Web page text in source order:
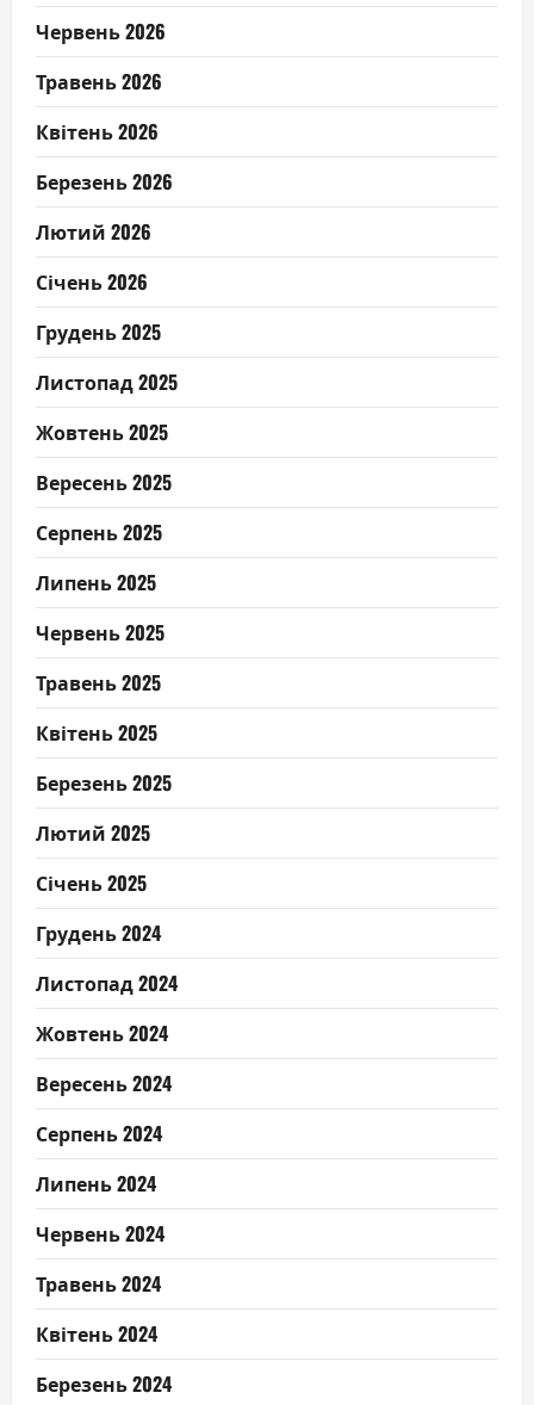
Червень 2026
Травень 2026
Квітень 2026
Березень 2026
Лютий 2026
Січень 2026
Грудень 2025
Листопад 2025
Жовтень 2025
Вересень 2025
Серпень 2025
Липень 2025
Червень 2025
Травень 2025
Квітень 2025
Березень 2025
Лютий 2025
Січень 2025
Грудень 2024
Листопад 2024
Жовтень 2024
Вересень 2024
Серпень 2024
Липень 2024
Червень 2024
Травень 2024
Квітень 2024
Березень 2024